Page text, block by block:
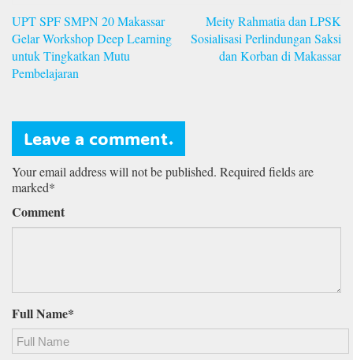
Navigasi
pos
UPT SPF SMPN 20 Makassar
Gelar Workshop Deep Learning
untuk Tingkatkan Mutu
Pembelajaran
Meity Rahmatia dan LPSK
Sosialisasi Perlindungan Saksi
dan Korban di Makassar
Leave a comment.
Your email address will not be published. Required fields are
marked*
Comment
Full Name*